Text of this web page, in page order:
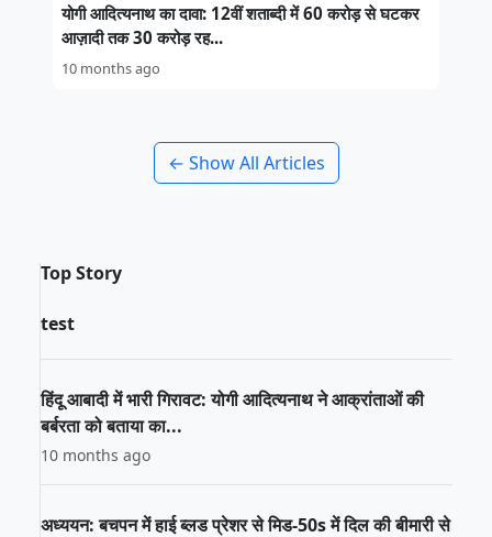
योगी आदित्यनाथ का दावा: 12वीं शताब्दी में 60 करोड़ से घटकर
आज़ादी तक 30 करोड़ रह...
10 months ago
← Show All Articles
Top Story
test
हिंदू आबादी में भारी गिरावट: योगी आदित्यनाथ ने आक्रांताओं की
बर्बरता को बताया का...
10 months ago
अध्ययन: बचपन में हाई ब्लड प्रेशर से मिड-50s में दिल की बीमारी से